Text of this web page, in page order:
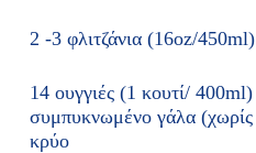
2 -3 φλιτζάνια (16oz/
14 ουγγιές (1 κουτί/
συμπυκνωμένο γάλα (χωρίς
κρύο